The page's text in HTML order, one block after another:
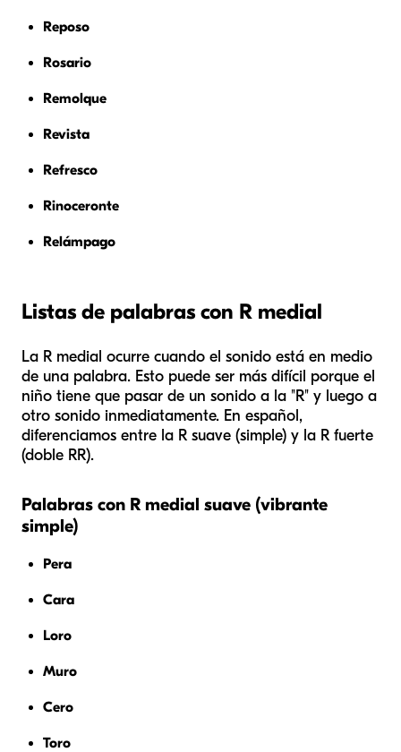
Reposo
Rosario
Remolque
Revista
Refresco
Rinoceronte
Relámpago
Listas de palabras con R medial
La R medial ocurre cuando el sonido está en medio
de una palabra. Esto puede ser más difícil porque el
niño tiene que pasar de un sonido a la "R" y luego a
otro sonido inmediatamente. En español,
diferenciamos entre la R suave (simple) y la R fuerte
(doble RR).
Palabras con R medial suave (vibrante
simple)
Pera
Cara
Loro
Muro
Cero
Toro